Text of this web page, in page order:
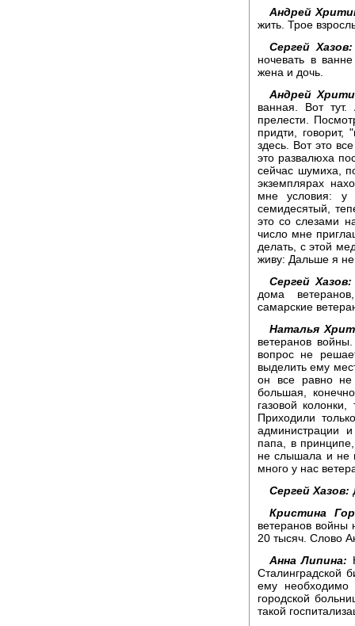
Андрей
жить. Трое
Сергей Хазов:
ночевать в
жена и дочь.
Андрей
ванная. Вот
прелести.
придти,
здесь. Вот это
это развалюха
сейчас шумиха,
экземплярах
мне условия:
семидесятый,
это со слезами
число мне
делать, с этой
живу: Дальше я не
Сергей Хазов:
дома
самарские
Наталья
ветеранов
вопрос не
выделить ему
он все равно не
большая,
газовой
Приходили
администрации
папа, в
не слышала и не
много у нас
Сергей Хазов:
Кристина
ветеранов войны
20 тысяч. Слово
Анна Липина:
Сталинградской
ему необходимо
городской
такой